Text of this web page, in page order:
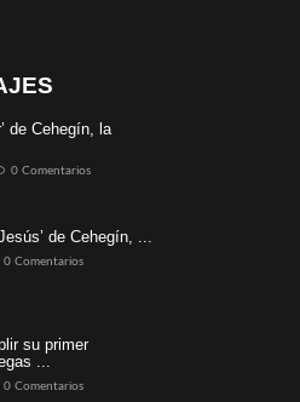
de Cehegín, la
0 Comentarios
de Cehegín, ...
0 Comentarios
su primer
...
0 Comentarios